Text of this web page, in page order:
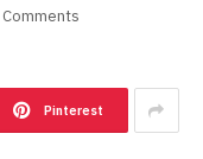
Pinterest